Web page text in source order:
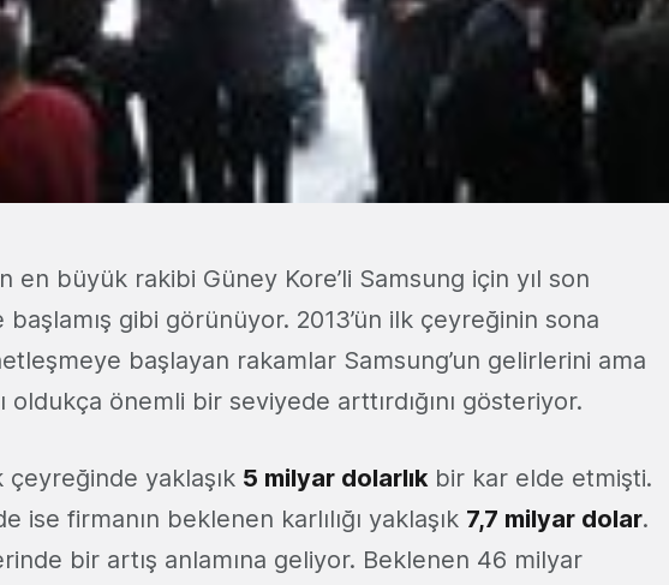
en büyük rakibi Güney Kore’li Samsung için yıl son
gibi görünüyor. 2013’ün ilk çeyreğinin sona
başlayan rakamlar Samsung’un gelirlerini ama
oldukça önemli bir seviyede arttırdığını gösteriyor.
çeyreğinde yaklaşık 5 milyar dolarlıkbir kar elde etmişti.
ise firmanın beklenen karlılığı yaklaşık 7,7 milyar dolar.
bir artış anlamına geliyor. Beklenen 46 milyar